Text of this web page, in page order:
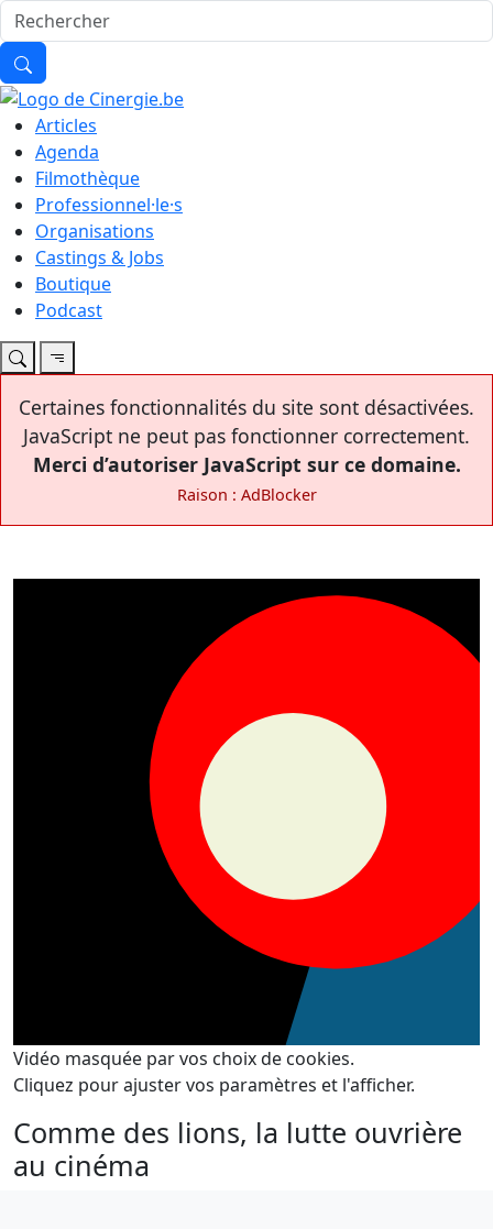
Articles
Agenda
Filmothèque
Professionnel·le·s
Organisations
Castings & Jobs
Boutique
Podcast
Certaines fonctionnalités du site sont désactivées.
JavaScript ne peut pas fonctionner correctement.
Merci d’autoriser JavaScript sur ce domaine.
Raison : AdBlocker
Vidéo masquée par vos choix de cookies.
Cliquez pour ajuster vos paramètres et l'afficher.
Comme des lions, la lutte ouvrière
au cinéma